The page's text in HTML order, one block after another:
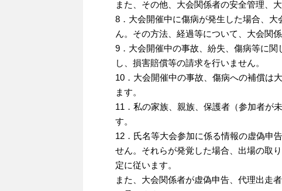
また、その他、大会関係者の安全管理、
8．大会開催中に傷病が発生した場合、
ん。その方法、経過等について、大会関
9．大会開催中の事故、紛失、傷病等に
し、損害賠償等の請求を行いません。
10．大会開催中の事故、傷病への補償は
ます。
11．私の家族、親族、保護者（参加者が
す。
12．氏名等大会参加に係る情報の虚偽申
せん。それらが発覚した場合、出場の取
定に従います。
また、大会関係者が虚偽申告、代理出走